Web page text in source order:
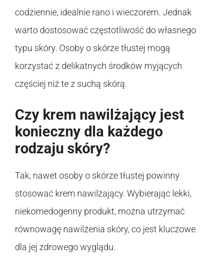
codziennie, idealnie rano i wieczorem. Jednak
warto dostosować częstotliwość do własnego
typu skóry. Osoby o skórze tłustej mogą
korzystać z delikatnych środków myjących
częściej niż te z suchą skórą.
Czy krem nawilżający jest
konieczny dla każdego
rodzaju skóry?
Tak, nawet osoby o skórze tłustej powinny
stosować krem nawilżający. Wybierając lekki,
niekomedogenny produkt, można utrzymać
równowagę nawilżenia skóry, co jest kluczowe
dla jej zdrowego wyglądu.